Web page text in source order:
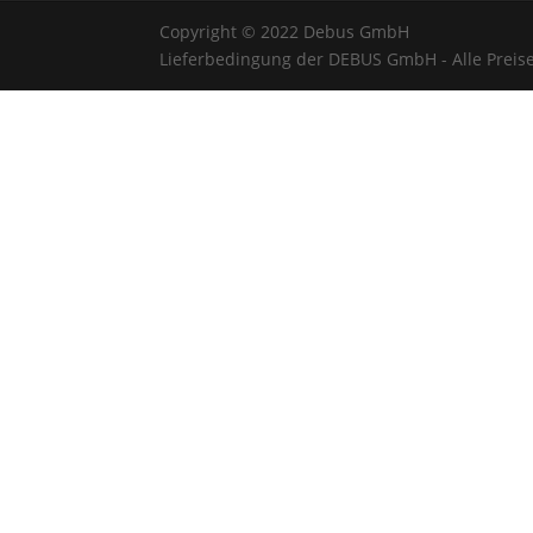
Copyright © 2022 Debus GmbH
Lieferbedingung der DEBUS GmbH - Alle